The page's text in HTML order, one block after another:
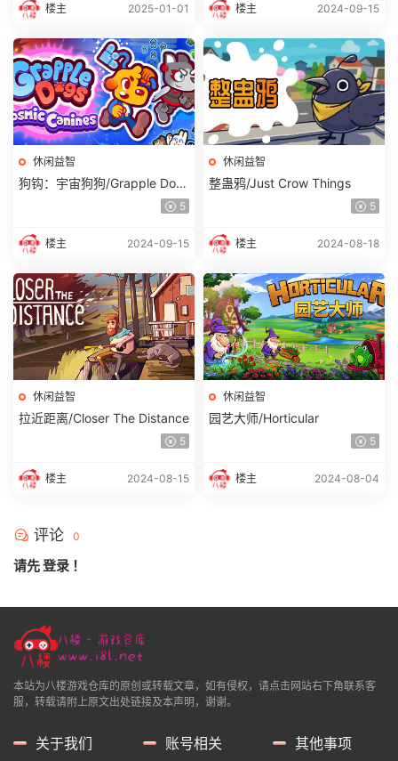
楼主 2025-01-01 楼主 2024-09-15
休闲益智
狗钩：宇宙狗狗/Grapple Dog
5
楼主 2024-09-15
休闲益智
整蛊鸦/Just Crow Things
5
楼主 2024-08-18
休闲益智
拉近距离/Closer The Distance
5
楼主 2024-08-15
休闲益智
园艺大师/Horticular
5
楼主 2024-08-04
评论 0
请先登录 ！
本站为八楼游戏仓库的原创或转载文章，如有侵权，请点击网站右下角联系客
服，转载请附上原文出处链接及本声明，谢谢。
关于我们 账号相关 其他事项